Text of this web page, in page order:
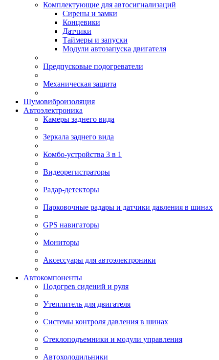
Комплектующие для автосигнализаций
Сирены и замки
Концевики
Датчики
Таймеры и запуски
Модули автозапуска двигателя
Предпусковые подогреватели
Механическая защита
Шумовиброизоляция
Автоэлектроника
Камеры заднего вида
Зеркала заднего вида
Комбо-устройства 3 в 1
Видеорегистраторы
Радар-детекторы
Парковочные радары и датчики давления в шинах
GPS навигаторы
Мониторы
Аксессуары для автоэлектроники
Автокомпоненты
Подогрев сидений и руля
Утеплитель для двигателя
Системы контроля давления в шинах
Стеклоподъемники и модули управления
Автохолодильники